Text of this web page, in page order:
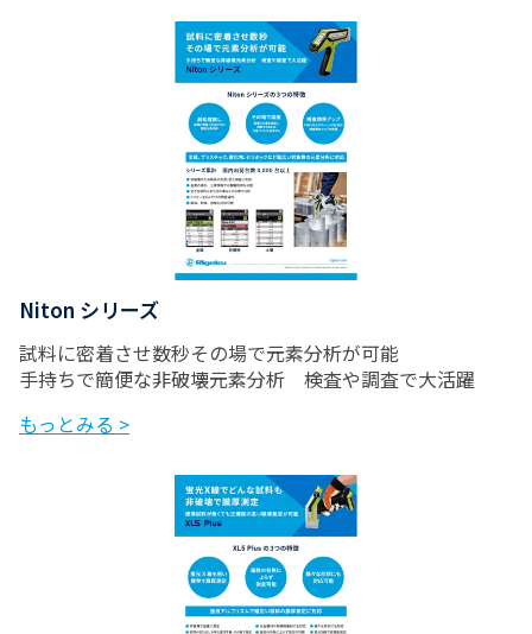
Niton シリーズ
試料に密着させ数秒その場で元素分析が可能
手持ちで簡便な非破壊元素分析 検査や調査で大活躍
もっとみる >